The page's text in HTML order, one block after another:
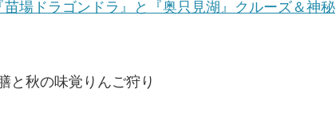
場ドラゴンドラ』と『奥只見湖』クルーズ＆神秘
と秋の味覚りんご狩り